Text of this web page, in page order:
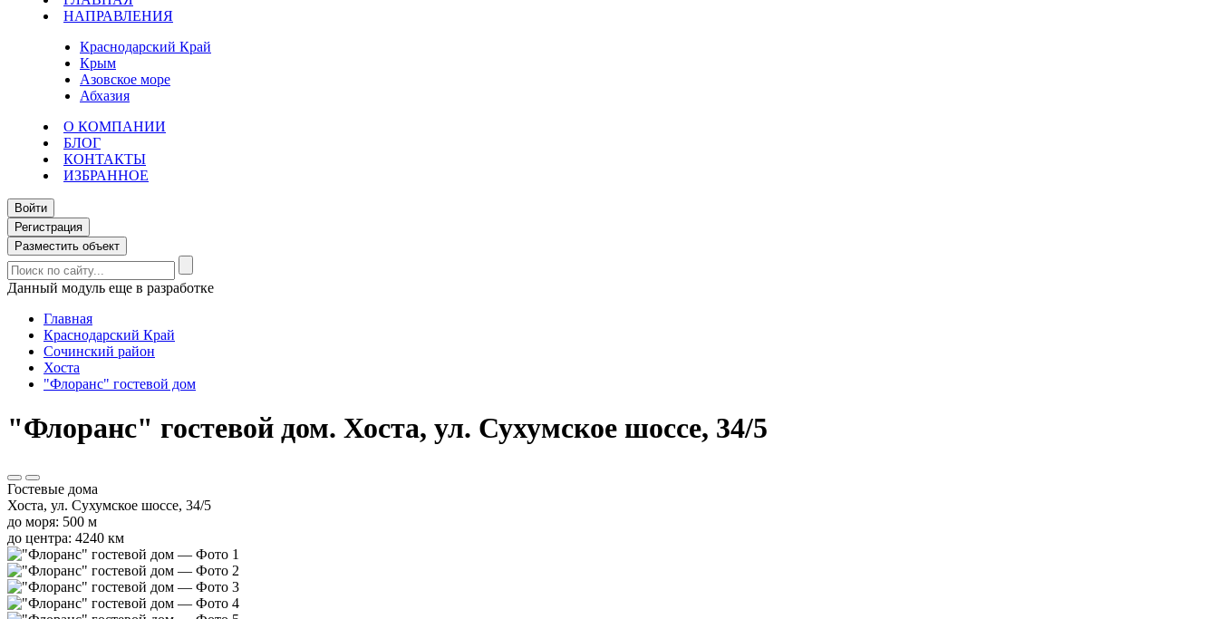
НАПРАВЛЕНИЯ
Краснодарский Край
Крым
Азовское море
Абхазия
О КОМПАНИИ
БЛОГ
КОНТАКТЫ
ИЗБРАННОЕ
Войти
Регистрация
Разместить объект
Данный модуль еще в разработке
Главная
Краснодарский Край
Сочинский район
Хоста
"Флоранс" гостевой дом
"Флоранс" гостевой дом. Хоста, ул. Сухумское шоссе, 34/5
Гостевые дома
Хоста, ул. Сухумское шоссе, 34/5
до моря: 500 м
до центра: 4240 км